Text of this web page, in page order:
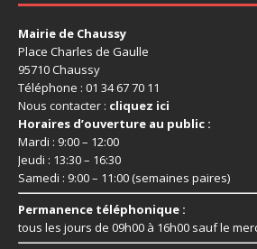
Mairie de Chaussy
Place Charles de Gaulle
95710 Chaussy
Téléphone : 01 34 67 70 11
Nous contacter : cliquez ici
Horaires d’ouverture au public :
Mardi : 9:00 – 12:00
Jeudi : 13:30 – 16:30
Samedi : 9:00 – 11:00 (semaines paires)
Permanence téléphonique :
tous les jours de 09h00 à 16h00 sauf le